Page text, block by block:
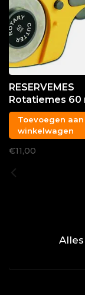
RESERVEMES
Rotatiemes 60
Toevoegen aan
winkelwagen
€11,00